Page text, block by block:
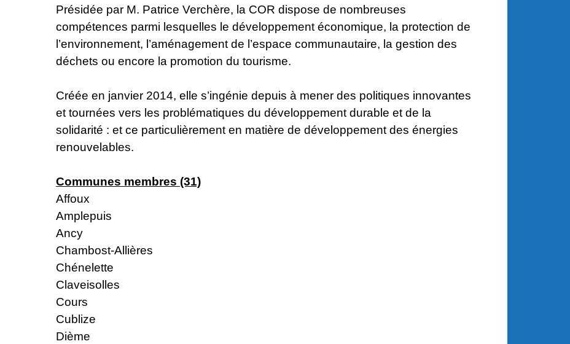
Présidée par M. Patrice Verchère, la COR dispose de nombreuses
compétences parmi lesquelles le développement économique, la protection de
l’environnement, l’aménagement de l’espace communautaire, la gestion des
déchets ou encore la promotion du tourisme.
Créée en janvier 2014, elle s’ingénie depuis à mener des politiques innovantes
et tournées vers les problématiques du développement durable et de la
solidarité : et ce particulièrement en matière de développement des énergies
renouvelables.
Communes membres (31)
Affoux
Amplepuis
Ancy
Chambost-Allières
Chénelette
Claveisolles
Cours
Cublize
Dième